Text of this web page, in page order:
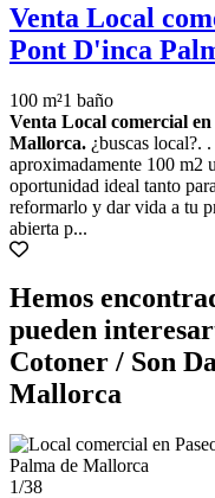
Venta Local
Pont D'inca
100 m²1 baño
Venta Local comercial
Mallorca. ¿buscas local?.
aproximadamente 100 m2
oportunidad ideal tanto
reformarlo y dar vida a tu
abierta p...
Hemos
pueden
Cotoner / Son
Mallorca
1/38